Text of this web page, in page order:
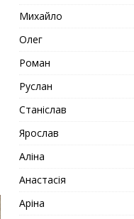
Михайло
Олег
Роман
Руслан
Станіслав
Ярослав
Аліна
Анастасія
Аріна